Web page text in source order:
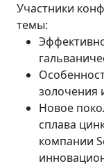
Участники
темы:
золочения
Новое
сплава
компании